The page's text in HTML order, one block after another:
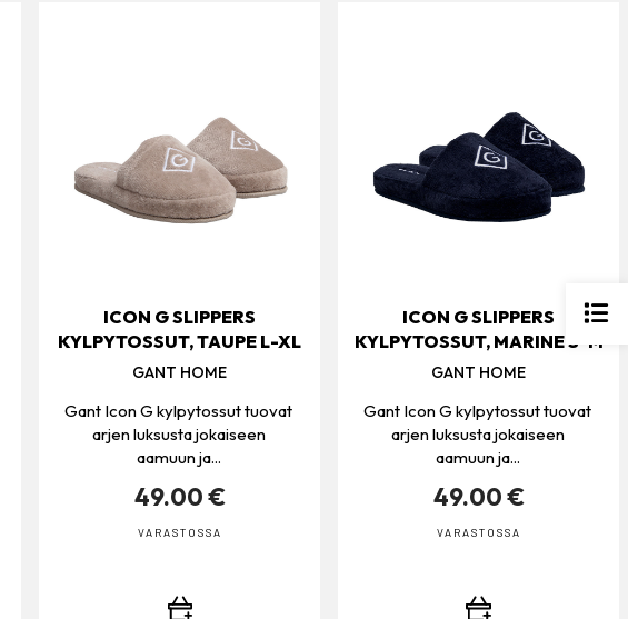
ICON G SLIPPERS
KYLPYTOSSUT, TAUPE L-XL
GANT HOME
Gant Icon G kylpytossut tuovat
arjen luksusta jokaiseen
aamuun ja...
49.00 €
VARASTOSSA
ICON G SLIPPERS
KYLPYTOSSUT, MARINE S-M
GANT HOME
Gant Icon G kylpytossut tuovat
arjen luksusta jokaiseen
aamuun ja...
49.00 €
VARASTOSSA